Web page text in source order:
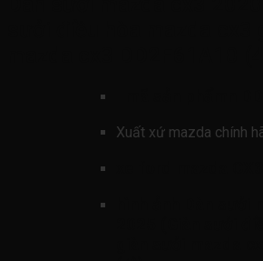
Xuất xứ mazda chính